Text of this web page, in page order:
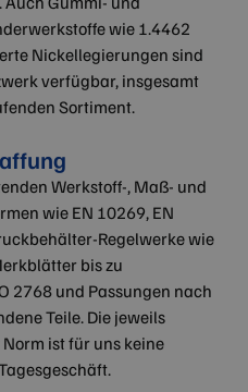
wie 1.4462
Nickellegierungen sind
verfügbar, insgesamt
Sortiment.
Werkstoff-, Maß- und
wie EN 10269, EN
Regelwerke wie
bis zu
2768 und Passungen nach
Teile. Die jeweils
ist für uns keine